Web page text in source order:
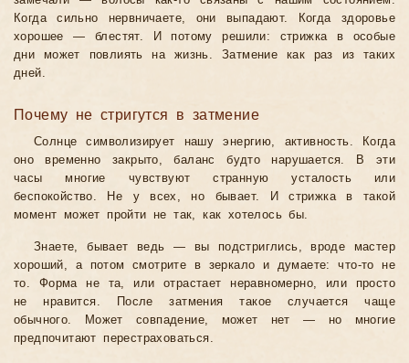
Когда сильно нервничаете, они выпадают. Когда здоровье
хорошее — блестят. И потому решили: стрижка в особые
дни может повлиять на жизнь. Затмение как раз из таких
дней.
Почему не стригутся в затмение
Солнце символизирует нашу энергию, активность. Когда
оно временно закрыто, баланс будто нарушается. В эти
часы многие чувствуют странную усталость или
беспокойство. Не у всех, но бывает. И стрижка в такой
момент может пройти не так, как хотелось бы.
Знаете, бывает ведь — вы подстриглись, вроде мастер
хороший, а потом смотрите в зеркало и думаете: что-то не
то. Форма не та, или отрастает неравномерно, или просто
не нравится. После затмения такое случается чаще
обычного. Может совпадение, может нет — но многие
предпочитают перестраховаться.